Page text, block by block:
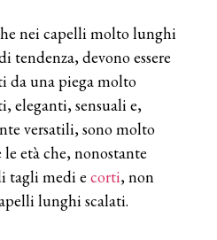
nei capelli molto lunghi
tendenza, devono essere
da una piega molto
eleganti, sensuali e,
versatili, sono molto
età che, nonostante
tagli medi e corti, non
lunghi scalati.